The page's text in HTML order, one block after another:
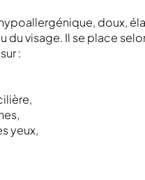
doux,
du visage. Il se place
:
yeux,